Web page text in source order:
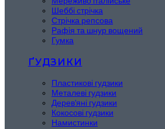
Шеббі стрічка
Стрічка репсова
Рафія та шнур вощений
Гумка
ҐУДЗИКИ
Пластикові гудзики
Металеві гудзики
Дерев'яні гудзики
Кокосові гудзики
Намистинки